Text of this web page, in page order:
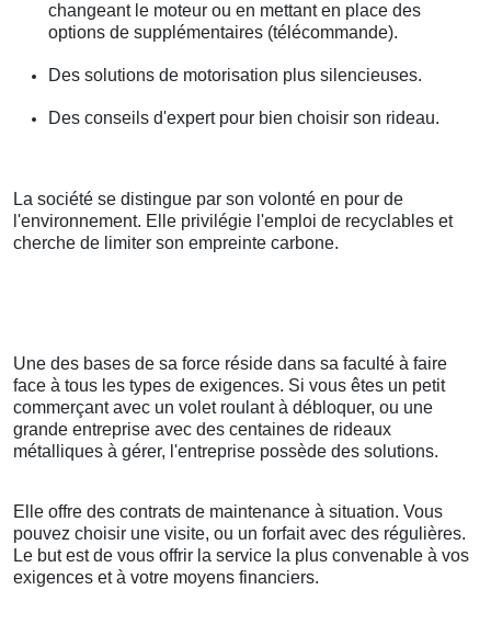
changeant le moteur ou en mettant en place des
options de supplémentaires (télécommande).
Des solutions de motorisation plus silencieuses.
Des conseils d'expert pour bien choisir son rideau.
La société se distingue par son volonté en pour de
l'environnement. Elle privilégie l'emploi de recyclables et
cherche de limiter son empreinte carbone.
Une des bases de sa force réside dans sa faculté à faire
face à tous les types de exigences. Si vous êtes un petit
commerçant avec un volet roulant à débloquer, ou une
grande entreprise avec des centaines de rideaux
métalliques à gérer, l'entreprise possède des solutions.
Elle offre des contrats de maintenance à situation. Vous
pouvez choisir une visite, ou un forfait avec des régulières.
Le but est de vous offrir la service la plus convenable à vos
exigences et à votre moyens financiers.